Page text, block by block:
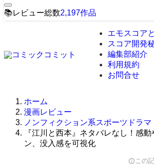
📚レビュー総数2,197作品
エモスコア
スコア開発
編集部紹介
利用規約
お問合せ
ホーム
漫画レビュー
ノンフィクション系スポーツドラマ
『江川と西本』ネタバレなし！感動
ン、没入感を可視化
infoこの